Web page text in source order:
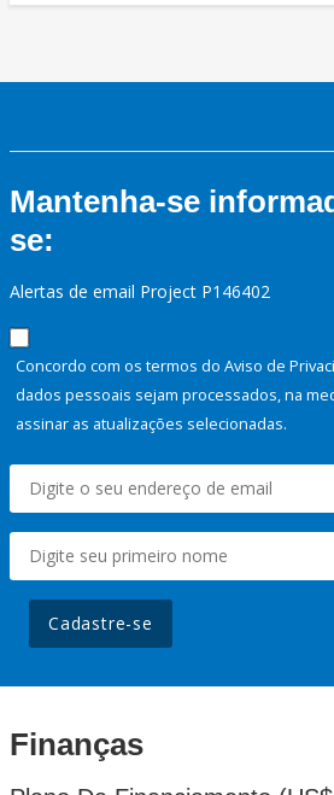
Mantenha-se
se:
Alertas de email Project P146402
Concordo com os termos do Aviso de
dados pessoais sejam processados, na
assinar as atualizações selecionadas.
Cadastre-se
Finanças